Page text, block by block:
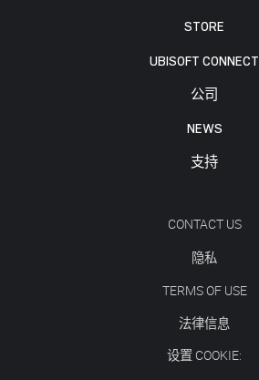
STORE
UBISOFT CONNECT
公司
NEWS
支持
CONTACT US
隐私
TERMS OF USE
法律信息
设置 COOKIE: